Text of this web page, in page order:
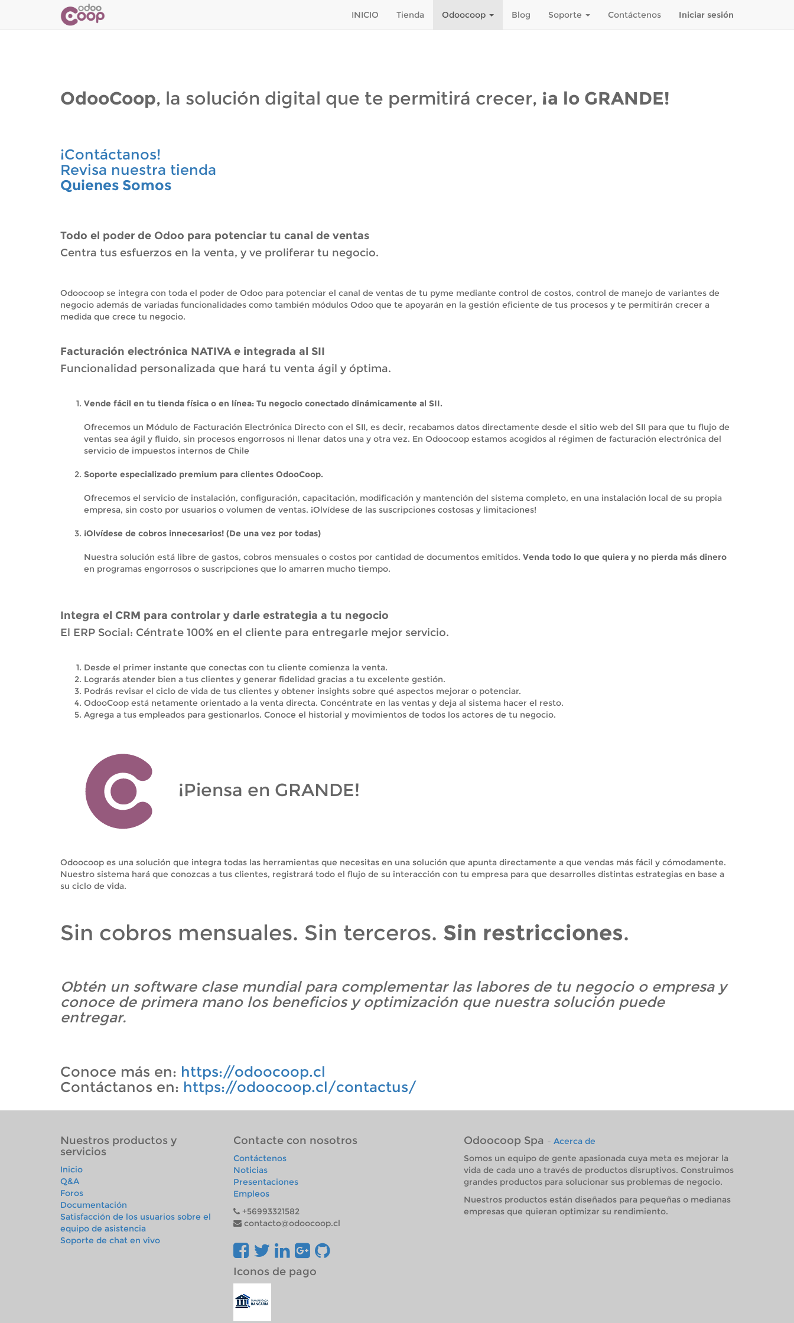
INICIO Tienda Odoocoop Blog Soporte Contáctenos Iniciar sesión
OdooCoop, la solución digital que te permitirá crecer, ¡a lo GRANDE!
¡Contáctanos!
Revisa nuestra tienda
Quienes Somos
Todo el poder de Odoo para potenciar tu canal de ventas
Centra tus esfuerzos en la venta, y ve proliferar tu negocio.
Odoocoop se integra con toda el poder de Odoo para potenciar el canal de ventas de tu pyme mediante control de costos, control de manejo de variantes de
negocio además de variadas funcionalidades como también módulos Odoo que te apoyarán en la gestión eficiente de tus procesos y te permitirán crecer a
medida que crece tu negocio.
Facturación electrónica NATIVA e integrada al SII
Funcionalidad personalizada que hará tu venta ágil y óptima.
Vende fácil en tu tienda física o en línea: Tu negocio conectado dinámicamente al SII.
Ofrecemos un Módulo de Facturación Electrónica Directo con el SII, es decir, recabamos datos directamente desde el sitio web del SII para que tu flujo de
ventas sea ágil y fluido, sin procesos engorrosos ni llenar datos una y otra vez. En Odoocoop estamos acogidos al régimen de facturación electrónica del
servicio de impuestos internos de Chile
Soporte especializado premium para clientes OdooCoop.
Ofrecemos el servicio de instalación, configuración, capacitación, modificación y mantención del sistema completo, en una instalación local de su propia
empresa, sin costo por usuarios o volumen de ventas. ¡Olvídese de las suscripciones costosas y limitaciones!
¡Olvídese de cobros innecesarios! (De una vez por todas)
Nuestra solución está libre de gastos, cobros mensuales o costos por cantidad de documentos emitidos. Venda todo lo que quiera y no pierda más dinero
en programas engorrosos o suscripciones que lo amarren mucho tiempo.
Integra el CRM para controlar y darle estrategia a tu negocio
El ERP Social: Céntrate 100% en el cliente para entregarle mejor servicio.
Desde el primer instante que conectas con tu cliente comienza la venta.
Lograrás atender bien a tus clientes y generar fidelidad gracias a tu excelente gestión.
Podrás revisar el ciclo de vida de tus clientes y obtener insights sobre qué aspectos mejorar o potenciar.
OdooCoop está netamente orientado a la venta directa. Concéntrate en las ventas y deja al sistema hacer el resto.
Agrega a tus empleados para gestionarlos. Conoce el historial y movimientos de todos los actores de tu negocio.
¡Piensa en GRANDE!
Odoocoop es una solución que integra todas las herramientas que necesitas en una solución que apunta directamente a que vendas más fácil y cómodamente.
Nuestro sistema hará que conozcas a tus clientes, registrará todo el flujo de su interacción con tu empresa para que desarrolles distintas estrategias en base a
su ciclo de vida.
Sin cobros mensuales. Sin terceros. Sin restricciones.
Obtén un software clase mundial para complementar las labores de tu negocio o empresa y
conoce de primera mano los beneficios y optimización que nuestra solución puede
entregar.
Conoce más en: https://odoocoop.cl
Contáctanos en: https://odoocoop.cl/contactus/
Nuestros productos y
servicios
Inicio
Q&A
Foros
Documentación
Satisfacción de los usuarios sobre el
equipo de asistencia
Soporte de chat en vivo
Contacte con nosotros
Contáctenos
Noticias
Presentaciones
Empleos
+56993321582
contacto@odoocoop.cl
Iconos de pago
Odoocoop Spa Acerca de
Somos un equipo de gente apasionada cuya meta es mejorar la
vida de cada uno a través de productos disruptivos. Construimos
grandes productos para solucionar sus problemas de negocio.
Nuestros productos están diseñados para pequeñas o medianas
empresas que quieran optimizar su rendimiento.